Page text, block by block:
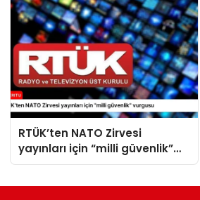
RTÜK’ten NATO Zirvesi
yayınları için “milli güvenlik”
vurgusu